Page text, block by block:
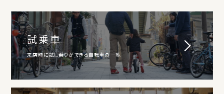
試乗車
来店時に試し乗りができる自転車の一覧